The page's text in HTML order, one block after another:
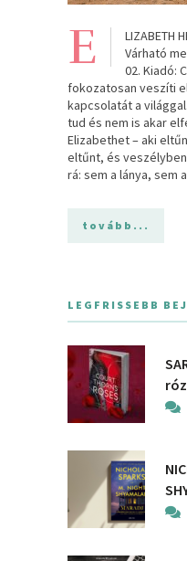
E
LIZABETH
Várható
02. Kiadó:
fokozatosan veszíti
kapcsolatát a
tud és nem is akar
Elizabethet – aki
eltűnt, és
rá: sem a lánya, sem
tovább...
LEGFRISSEBB